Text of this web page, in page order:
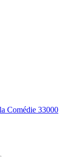
Comédie 33000